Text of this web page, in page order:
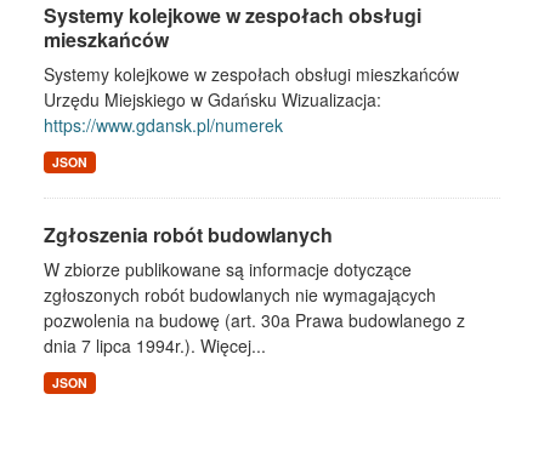
Systemy kolejkowe w zespołach obsługi
mieszkańców
Systemy kolejkowe w zespołach obsługi mieszkańców
Urzędu Miejskiego w Gdańsku Wizualizacja:
https://www.gdansk.pl/numerek
JSON
Zgłoszenia robót budowlanych
W zbiorze publikowane są informacje dotyczące
zgłoszonych robót budowlanych nie wymagających
pozwolenia na budowę (art. 30a Prawa budowlanego z
dnia 7 lipca 1994r.). Więcej...
JSON